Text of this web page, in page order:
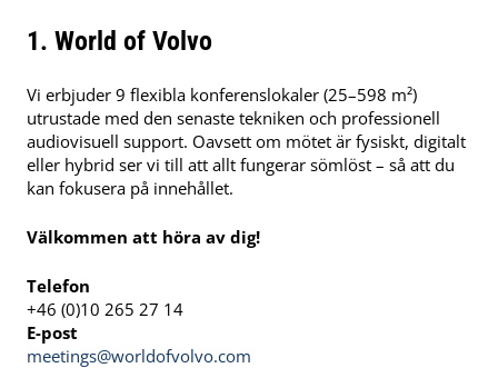
1. World of Volvo
Vi erbjuder 9 flexibla konferenslokaler (25–598 m²)
utrustade med den senaste tekniken och professionell
audiovisuell support. Oavsett om mötet är fysiskt, digitalt
eller hybrid ser vi till att allt fungerar sömlöst – så att du
kan fokusera på innehållet.
Välkommen att höra av dig!
Telefon
+46 (0)10 265 27 14
E-post
meetings@worldofvolvo.com